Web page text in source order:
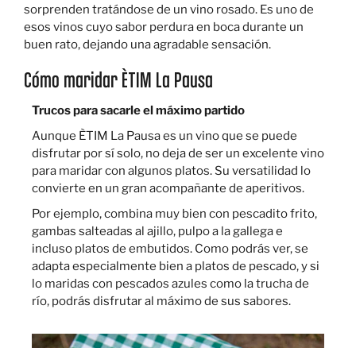
sorprenden tratándose de un vino rosado. Es uno de
esos vinos cuyo sabor perdura en boca durante un
buen rato, dejando una agradable sensación.
Cómo maridar ÈTIM La Pausa
Trucos para sacarle el máximo partido
Aunque ÈTIM La Pausa es un vino que se puede
disfrutar por sí solo, no deja de ser un excelente vino
para maridar con algunos platos. Su versatilidad lo
convierte en un gran acompañante de aperitivos.
Por ejemplo, combina muy bien con pescadito frito,
gambas salteadas al ajillo, pulpo a la gallega e
incluso platos de embutidos. Como podrás ver, se
adapta especialmente bien a platos de pescado, y si
lo maridas con pescados azules como la trucha de
río, podrás disfrutar al máximo de sus sabores.